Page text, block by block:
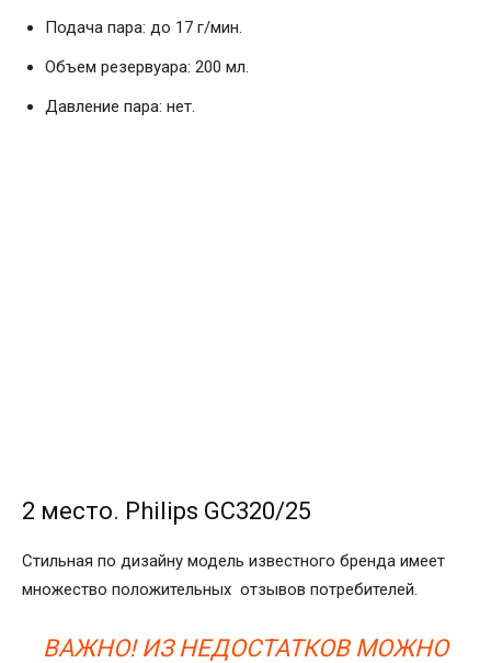
Подача пара: до 17 г/мин.
Объем резервуара: 200 мл.
Давление пара: нет.
2 место. Philips GC320/25
Стильная по дизайну модель известного бренда имеет
множество положительных отзывов потребителей.
ВАЖНО! ИЗ НЕДОСТАТКОВ МОЖНО